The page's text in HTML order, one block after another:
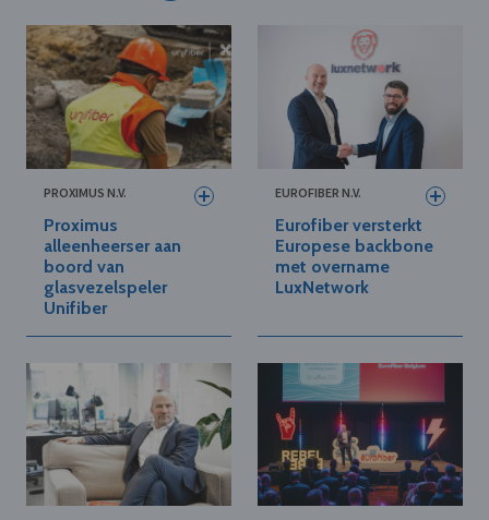
PROXIMUS N.V.
Proximus
alleenheerser aan
boord van
glasvezelspeler
Unifiber
EUROFIBER N.V.
Eurofiber versterkt
Europese backbone
met overname
LuxNetwork